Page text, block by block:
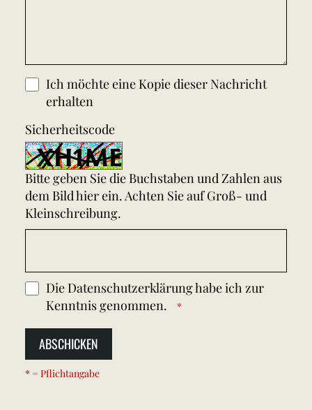
Ich möchte eine Kopie dieser Nachricht
erhalten
Sicherheitscode
Bitte geben Sie die Buchstaben und Zahlen aus
dem Bild hier ein. Achten Sie auf Groß- und
Kleinschreibung.
Die Datenschutzerklärunghabe ich zur
Kenntnis genommen.
ABSCHICKEN
* = Pflichtangabe